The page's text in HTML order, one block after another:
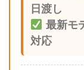
日渡し
最新モ
対応